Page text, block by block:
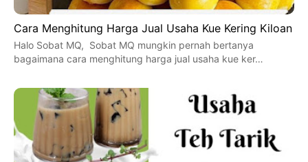
Cara Menghitung Harga Jual Usaha Kue Kering Kiloan
Halo Sobat MQ, Sobat MQ mungkin pernah bertanya
bagaimana cara menghitung harga jual usaha kue ker…